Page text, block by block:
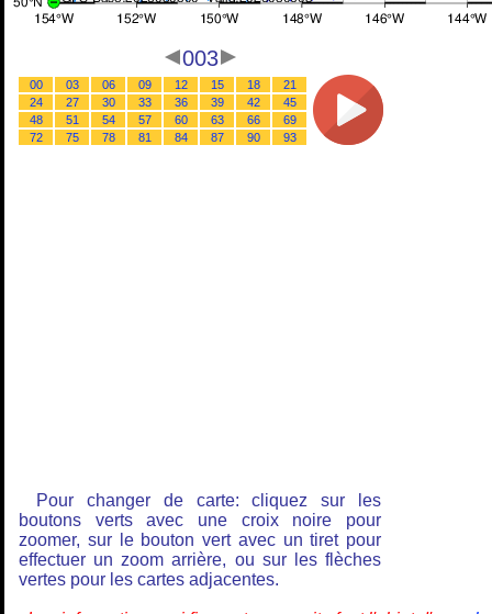
003
00 03 06 09 12 15 18
21
24
27 30 33 36 39 42
45
48
51 54 57 60 63 66
69
72
75 78 81 84 87 90 93
Pour changer de carte: cliquez sur les
boutons verts avec une croix noire pour
zoomer, sur le bouton vert avec un tiret pour
effectuer un zoom arrière, ou sur les flèches
vertes pour les cartes adjacentes.